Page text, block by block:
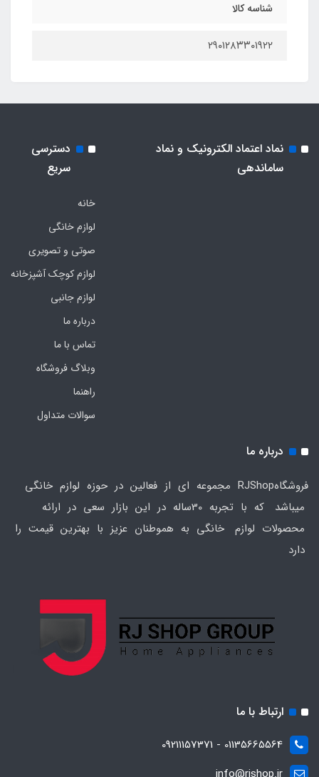
شناسه کالا
۲۹۰۱۲۸۳۳۰۱۹۲۲
نماد اعتماد الکترونیک و نماد
ساماندهی
دسترسی
سریع
خانه
لوازم خانگی
صوتی و تصویری
لوازم کوچک آشپزخانه
لوازم جانبی
درباره ما
تماس با ما
وبلاگ فروشگاه
راهنما
سوالات متداول
درباره ما
فروشگاهRJShop مجموعه ای از فعالین در حوزه لوازم خانگی
میباشد که با تجربه 30ساله در این بازار سعی در ارائه
محصولات لوازم خانگی به هموطنان عزیز با بهترین قیمت را
دارد
ارتباط با ما
01135665564 - 09211157371